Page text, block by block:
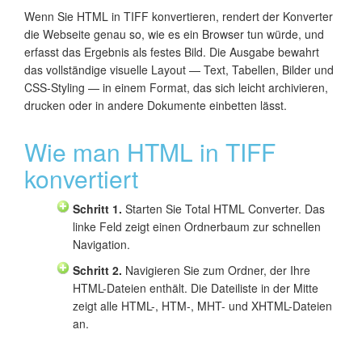
Wenn Sie HTML in TIFF konvertieren, rendert der Konverter
die Webseite genau so, wie es ein Browser tun würde, und
erfasst das Ergebnis als festes Bild. Die Ausgabe bewahrt
das vollständige visuelle Layout — Text, Tabellen, Bilder und
CSS-Styling — in einem Format, das sich leicht archivieren,
drucken oder in andere Dokumente einbetten lässt.
Wie man HTML in TIFF
konvertiert
Schritt 1. Starten Sie Total HTML Converter. Das
linke Feld zeigt einen Ordnerbaum zur schnellen
Navigation.
Schritt 2. Navigieren Sie zum Ordner, der Ihre
HTML-Dateien enthält. Die Dateiliste in der Mitte
zeigt alle HTML-, HTM-, MHT- und XHTML-Dateien
an.